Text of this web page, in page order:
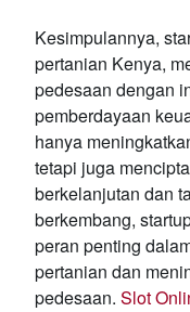
Kesimpulannya,
pertanian Kenya,
pedesaan dengan
pemberdayaan
hanya
tetapi juga
berkelanjutan dan
berkembang,
peran penting
pertanian dan
pedesaan. Slot